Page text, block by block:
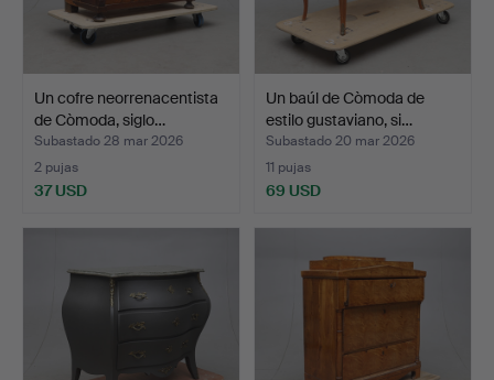
Un cofre neorrenacentista
de Còmoda, siglo…
Subastado 28 mar 2026
2 pujas
37 USD
Un baúl de Còmoda de
estilo gustaviano, si…
Subastado 20 mar 2026
11 pujas
69 USD